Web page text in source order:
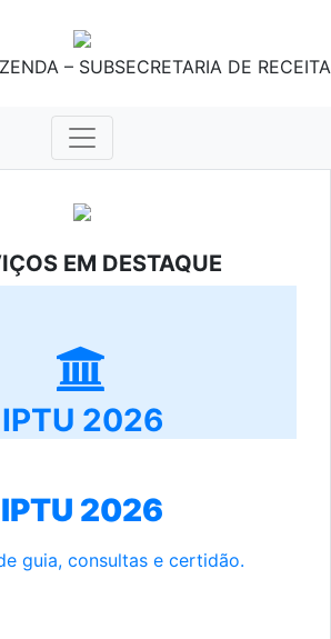
– SUBSECRETARIA DE RECEITA
EM DESTAQUE
IPTU 2026
IPTU 2026
guia, consultas e certidão.